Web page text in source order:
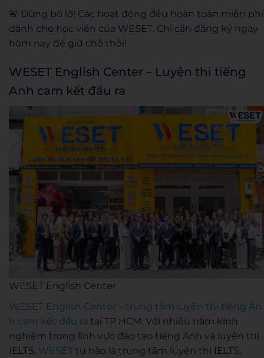
🚨 Đừng bỏ lỡ! Các hoạt động đều hoàn toàn miễn phí
dành cho học viên của WESET. Chỉ cần đăng ký ngay
hôm nay để giữ chỗ thôi!
WESET English Center – Luyện thi tiếng
Anh cam kết đầu ra
WESET English Center
WESET English Center – trung tâm luyện thi tiếng An
h cam kết đầu ra tại TP HCM. Với nhiều năm kinh
nghiệm trong lĩnh vực đào tạo tiếng Anh và luyện thi
IELTS, WESET tự hào là trung tâm luyện thi IELTS,